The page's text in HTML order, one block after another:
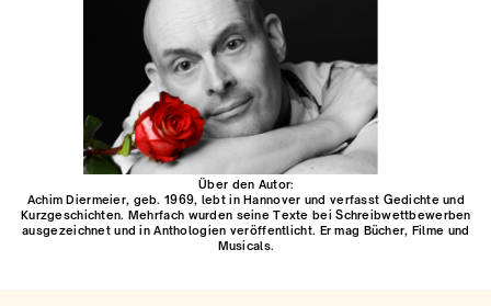
Über den Autor:
Achim Diermeier, geb. 1969, lebt in Hannover und verfasst Gedichte und
Kurzgeschichten. Mehrfach wurden seine Texte bei Schreibwettbewerben
ausgezeichnet und in Anthologien veröffentlicht. Er mag Bücher, Filme und
Musicals.